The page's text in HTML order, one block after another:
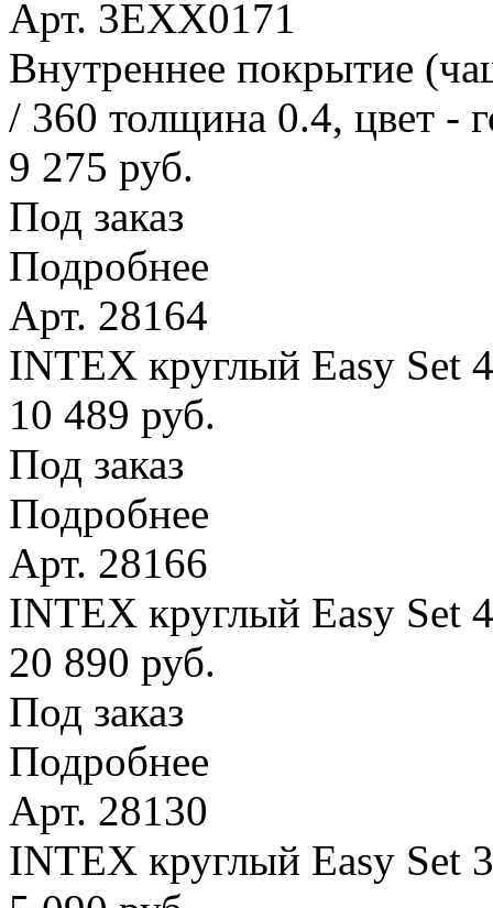
Арт. 3EXX0171
Внутреннее покрытие
/ 360 толщина 0.4, цвет -
9 275 руб.
Под заказ
Подробнее
Арт. 28164
INTEX круглый Easy Set
10 489 руб.
Под заказ
Подробнее
Арт. 28166
INTEX круглый Easy Set
20 890 руб.
Под заказ
Подробнее
Арт. 28130
INTEX круглый Easy Set